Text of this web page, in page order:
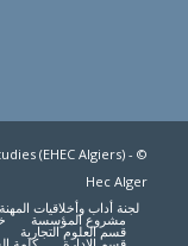
© Copyright - The School of Higher Commercial Studies (EHEC Algiers) -
Hec Alger
لجنة أداب وأخلاقيات
مشروع المؤسسة
قسم العلوم التجارية